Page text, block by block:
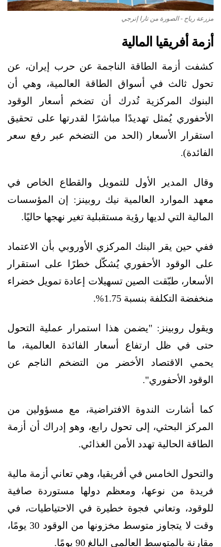
مزرعة رياح - الصورة من تارا إنرجي
أزمة أفريقيا المالية
كشفت أزمة الطاقة الناجمة عن حرب إيران، عن
تحول ثالث في أسواق الطاقة العالمية، وهي أن
البنوك المركزية تُدرك أن تضخم أسعار الوقود
الأحفوري يُمثل تهديدًا مباشرًا لقدرتها على تحقيق
استقرار الأسعار (الحد من التضخم عبر رفع سعر
الفائدة).
وقال المدير الأول للتمويل والقطاع الخاص في
معهد الموارد العالمية نيك روبينز: إن المؤسسات
المالية التي لديها رؤية مستقبلية تغير نهجها حاليًا.
ففي حين يقر البنك المركزي الأوروبي بأن الاعتماد
على الوقود الأحفوري يُشكّل خطرًا على استقرار
الأسعار، طبّقت الصين تسهيلات إعادة تمويل خضراء
منخفضة التكلفة بنسبة 1.75%.
ويقول روبينز: "يضمن هذا استمرار عملية التحول
حتى في ظل ارتفاع أسعار الفائدة العالمية، ما
يحمي الاقتصاد الأخضر من التضخم الناجم عن
الوقود الأحفوري".
كما أشارت الندوة الافتراضية، مع مسؤولين من
المركز البحثي، إلى تحول رابع، وهو إدراك أن أزمة
الطاقة الحالية تهدد الأمن الغذائي.
والتحول الخامس في أفريقيا، وهي تعاني أزمة مالية
فريدة من نوعها، ومعظم دولها مستوردة صافية
للوقود، وتعاني فجوة خطيرة في الاحتياطيات، في
وقت لا يتجاوز متوسط ​​مخزونها من الوقود 30 يومًا،
مقارنة بالمتوسط ​​العالمي البالغ 90 يومًا.